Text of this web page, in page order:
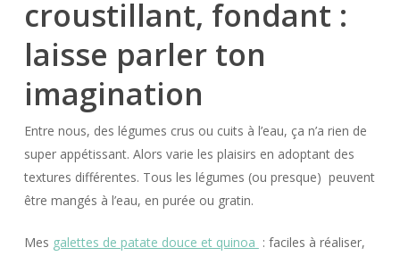
croustillant, fondant :
laisse parler ton
imagination
Entre nous, des légumes crus ou cuits à l’eau, ça n’a rien de
super appétissant. Alors varie les plaisirs en adoptant des
textures différentes. Tous les légumes (ou presque) peuvent
être mangés à l’eau, en purée ou gratin.
Mes galettes de patate douce et quinoa : faciles à réaliser,